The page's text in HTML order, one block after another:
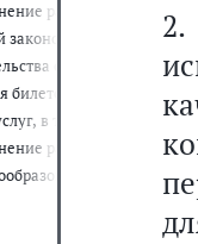
работ либо
в
об обращении
билетов, абонементов
в том числе
работ либо